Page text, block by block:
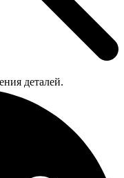
деталей.